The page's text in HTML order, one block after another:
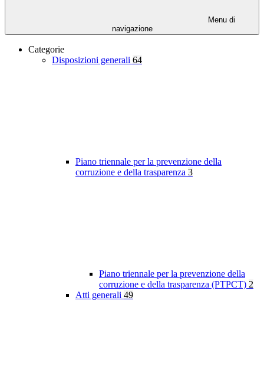
Menu di
navigazione
Categorie
Disposizioni generali 64
Piano triennale per la prevenzione della
corruzione e della trasparenza 3
Piano triennale per la prevenzione della
corruzione e della trasparenza (PTPCT) 2
Atti generali 49